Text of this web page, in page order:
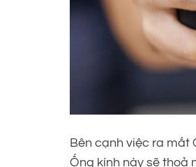
Bên cạnh việc ra mắt
Ống kính này sẽ thoả